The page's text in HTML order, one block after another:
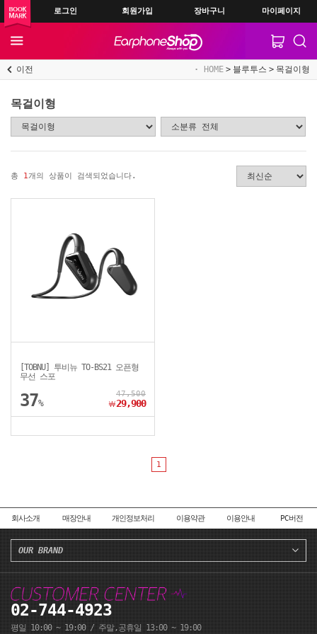
로그인 회원가입 장바구니 마이페이지
이전 HOME 블루투스 목걸이형
목걸이형
총 1개의 상품이 검색되었습니다.
[TOBNU] 투비뉴 TO-BS21 오픈형
무선 스포
37%
47,500
￦29,900
1
회사소개 매장안내 개인정보처리 이용약관 이용안내 PC버전
OUR BRAND
02-744-4923
평일 10:00 ~ 19:00 / 주말,공휴일 13:00 ~ 19:00